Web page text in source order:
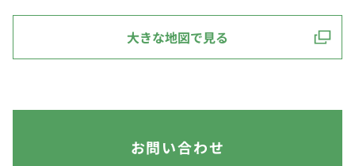
大きな地図で見る
お問い合わせ